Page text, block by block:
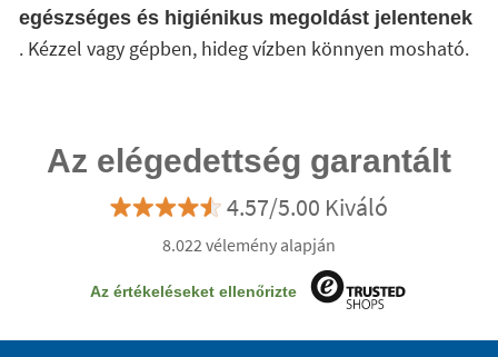
egészséges és higiénikus megoldást jelentenek
. Kézzel vagy gépben, hideg vízben könnyen mosható.
Az elégedettség garantált
4.57/5.00 Kiváló
8.022 vélemény alapján
Az értékeléseket ellenőrizte